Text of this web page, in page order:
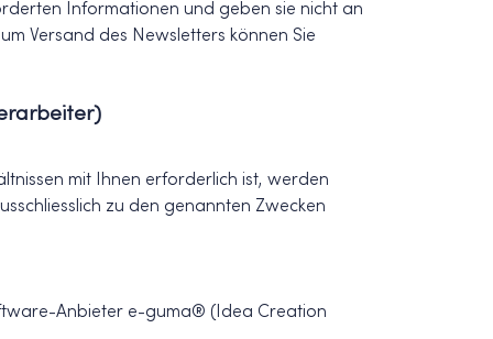
Informationen und geben sie nicht an
Versand des Newsletters können Sie
mit Ihnen erforderlich ist, werden
zu den genannten Zwecken
Anbieter e-guma® (Idea Creation